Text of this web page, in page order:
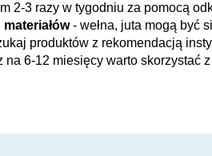
2-3 razy w tygodniu za pomocą
- wełna, juta mogą być
produktów z rekomendacją
na 6-12 miesięcy warto skorzystać